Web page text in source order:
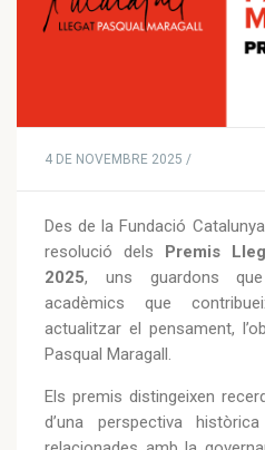
4 DE NOVEMBRE 2025 /
Des de la Fundació
resolució dels Premis
2025, uns guardons que
acadèmics que
actualitzar el pensament,
Pasqual Maragall.
Els premis distingeixen
d’una perspectiva